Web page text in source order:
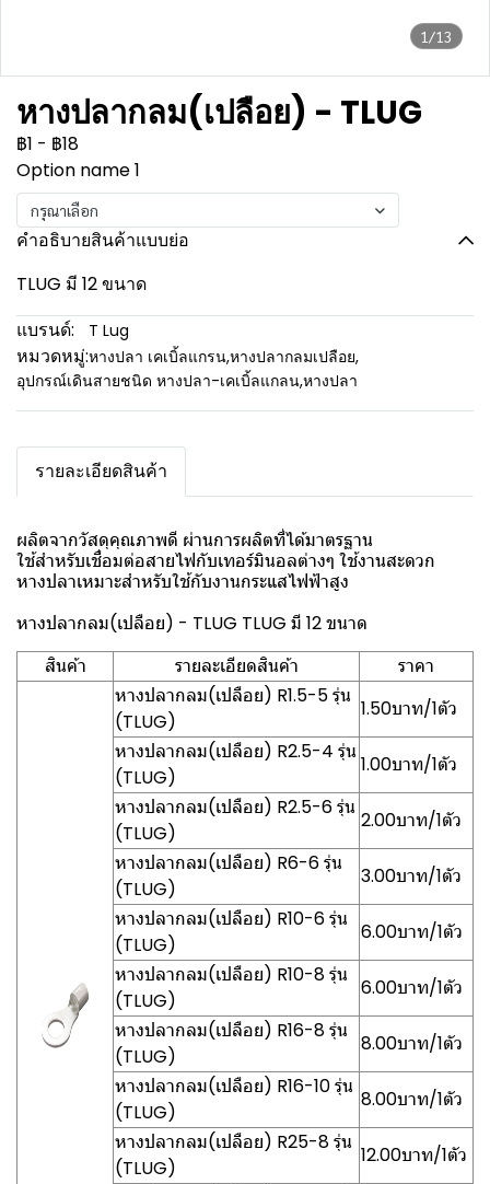
1/13
หางปลากลม(เปลือย) - TLUG
฿1 - ฿18
Option name 1
กรุณาเลือก
คำอธิบายสินค้าแบบย่อ
TLUG มี 12 ขนาด
แบรนด์:
T Lug
หมวดหมู่:หางปลา เคเบิ้ลแกรน,หางปลากลมเปลือย,
อุปกรณ์เดินสายชนิด หางปลา-เคเบิ้ลแกลน,หางปลา
รายละเอียดสินค้า
ผลิตจากวัสดุคุณภาพดี ผ่านการผลิตที่ได้มาตรฐาน
ใช้สำหรับเชื่อมต่อสายไฟกับเทอร์มินอลต่างๆ ใช้งานสะดวก
หางปลาเหมาะสำหรับใช้กับงานกระแสไฟฟ้าสูง
หางปลากลม(เปลือย) - TLUG TLUG มี 12 ขนาด
สินค้า
รายละเอียดสินค้า
ราคา
หางปลากลม(เปลือย) R1.5-5 รุ่น
(TLUG)
1.50บาท/1ตัว
หางปลากลม(เปลือย) R2.5-4 รุ่น
(TLUG)
1.00บาท/1ตัว
หางปลากลม(เปลือย) R2.5-6 รุ่น
(TLUG)
2.00บาท/1ตัว
หางปลากลม(เปลือย) R6-6 รุ่น
(TLUG)
3.00บาท/1ตัว
หางปลากลม(เปลือย) R10-6 รุ่น
(TLUG)
6.00บาท/1ตัว
หางปลากลม(เปลือย) R10-8 รุ่น
(TLUG)
6.00บาท/1ตัว
หางปลากลม(เปลือย) R16-8 รุ่น
(TLUG)
8.00บาท/1ตัว
หางปลากลม(เปลือย) R16-10 รุ่น
(TLUG)
8.00บาท/1ตัว
หางปลากลม(เปลือย) R25-8 รุ่น
(TLUG)
12.00บาท/1ตัว